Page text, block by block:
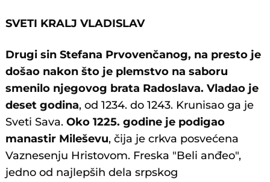
SVETI KRALJ VLADISLAV
Drugi sin Stefana Prvovenčanog, na presto je
došao nakon što je plemstvo na saboru
smenilo njegovog brata Radoslava. Vladao je
deset godina, od 1234. do 1243. Krunisao ga je
Sveti Sava.Oko 1225. godine je podigao
manastir Mileševu, čija je crkva posvećena
Vaznesenju Hristovom. Freska "Beli anđeo",
jedno od najlepših dela srpskog